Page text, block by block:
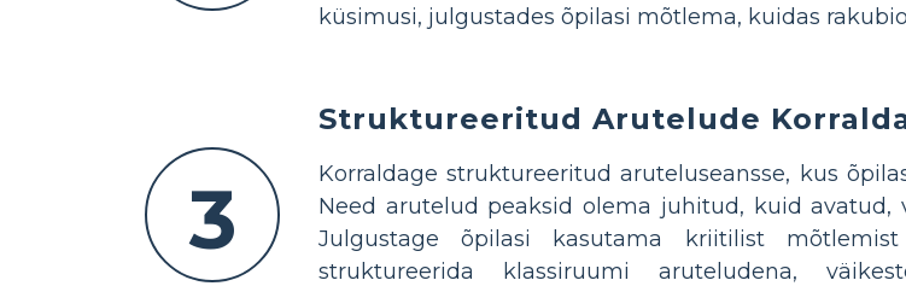
küsimusi, julgustades õpilasi mõtlema, kuidas
3
Struktureeritud Arutelude
Korraldage struktureeritud aruteluseansse, kus
Need arutelud peaksid olema juhitud, kuid
Julgustage õpilasi kasutama kriitilist
struktureerida klassiruumi aruteludena,